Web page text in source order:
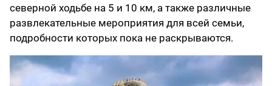
северной ходьбе на 5 и 10 км, а также различные
развлекательные мероприятия для всей семьи,
подробности которых пока не раскрываются.